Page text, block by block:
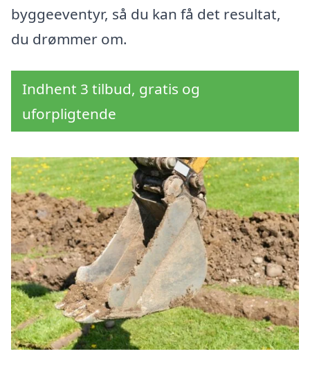
byggeeventyr, så du kan få det resultat,
du drømmer om.
Indhent 3 tilbud, gratis og
uforpligtende